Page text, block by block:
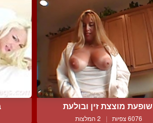
שופעת מוצצת זין ובולעת
6076 צפיות | 2 המלצות